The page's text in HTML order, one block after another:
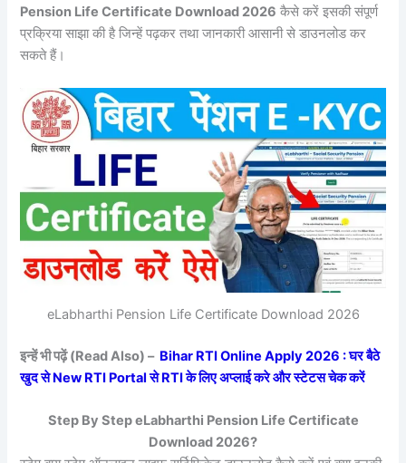
Pension Life Certificate Download 2026 कैसे करें इसकी संपूर्ण
प्रक्रिया साझा की है जिन्हें पढ़कर तथा जानकारी आसानी से डाउनलोड कर
सकते हैं।
eLabharthi Pension Life Certificate Download 2026
इन्हें भी पढ़ें (Read Also) – Bihar RTI Online Apply 2026 : घर बैठे
खुद से New RTI Portal से RTI के लिए अप्लाई करे और स्टेटस चेक करें
Step By Step eLabharthi Pension Life Certificate
Download 2026?